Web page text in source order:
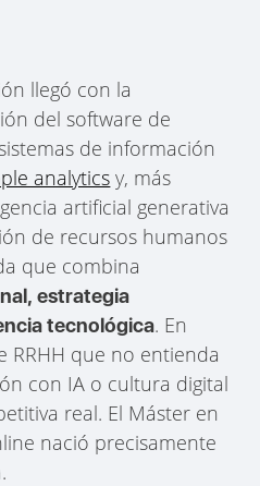
llegó con la
del software de
de información
analytics y, más
artificial generativa
de recursos humanos
que combina
estrategia
tecnológica. En
RRHH que no entienda
con IA o cultura digital
real. El Máster en
nació precisamente